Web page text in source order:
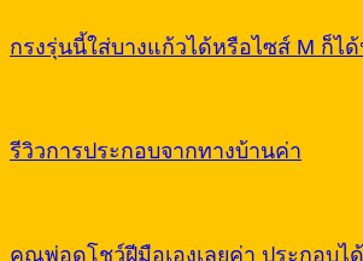
กรงรุ่นนี้ใส่บางแก้วได้หรือไซส์ M ก็ไ
รีวิวการประกอบจากทางบ้านค่า
คุณพ่อดโชว์ฝีมือเองเลยค่า ประกอบไ